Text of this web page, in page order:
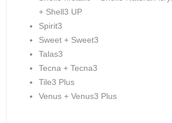
+ Shell3 UP
Spirit3
Sweet + Sweet3
Talas3
Tecna + Tecna3
Tile3 Plus
Venus + Venus3 Plus